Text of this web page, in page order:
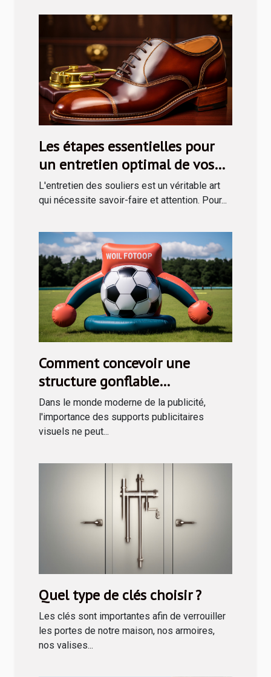
Les étapes essentielles pour
un entretien optimal de vos
souliers avec un kit de cirage
L'entretien des souliers est un véritable art
qui nécessite savoir-faire et attention. Pour...
Comment concevoir une
structure gonflable
publicitaire efficace
Dans le monde moderne de la publicité,
l'importance des supports publicitaires
visuels ne peut...
Quel type de clés choisir ?
Les clés sont importantes afin de verrouiller
les portes de notre maison, nos armoires,
nos valises...